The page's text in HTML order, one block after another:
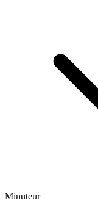
Minuteur